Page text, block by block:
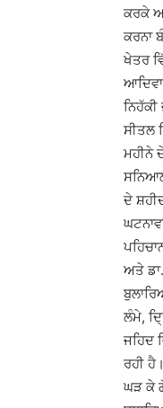
ਕਰਕੇ
ਕਰਨਾ
ਖੇਤਰ
ਸੀਤਲ
ਮਹੀਨੇ
ਦੇ
ਅਤੇ
ਲੰਮੇ,
ਜਹਿਦ
ਰਹੀ
ਘੜ ਕੇ